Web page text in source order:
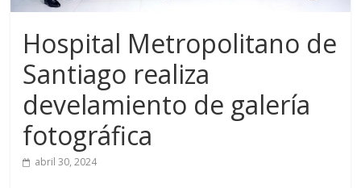
Hospital Metropolitano de
Santiago realiza
develamiento de galería
fotográfica
abril 30, 2024